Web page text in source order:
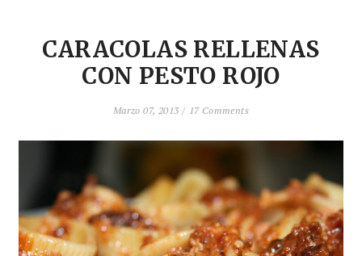
CARACOLAS RELLENAS
CON PESTO ROJO
Marzo 07, 2013 / 17 Comments